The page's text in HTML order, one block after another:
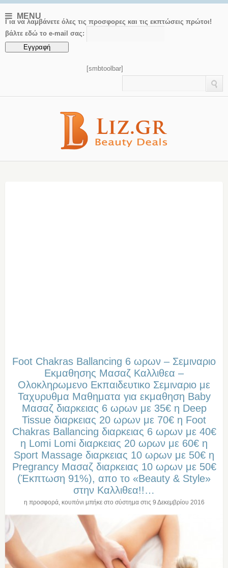
MENU
Για να λαμβάνετε όλες τις προσφορες και τις εκπτώσεις πρώτοι!
βάλτε εδώ το e-mail σας:
[smbtoolbar]
Foot Chakras Ballancing 6 ωρων – Σεμιναριο
Εκμαθησης Μασαζ Καλλιθεα –
Oλοκληρωμενο Eκπαιδευτικο Σεμιναριο με
Ταχυρυθμα Μαθηματα για εκμαθηση Baby
Μασαζ διαρκειας 6 ωρων με 35€ η Deep
Tissue διαρκειας 20 ωρων με 70€ η Foot
Chakras Ballancing διαρκειας 6 ωρων με 40€
η Lomi Lomi διαρκειας 20 ωρων με 60€ η
Sport Massage διαρκειας 10 ωρων με 50€ η
Pregrancy Μασαζ διαρκειας 10 ωρων με 50€
(Έκπτωση 91%), απο το «Beauty & Style»
στην Καλλιθεα!!…
η προσφορά, κουπόνι μπήκε στο σύστημα στις 9 Δεκεμβρίου 2016